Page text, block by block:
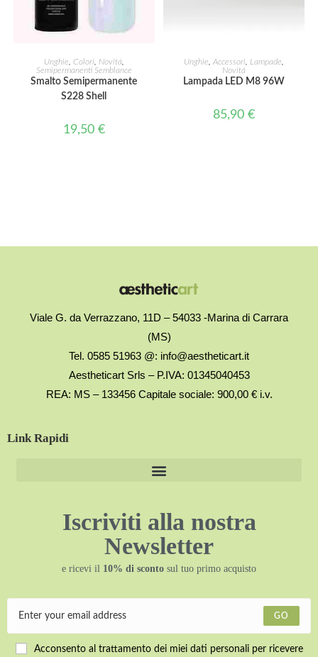
LEGGI TUTTO
Unghie Colori Novità,
Semipermanenti Semblance
Smalto Semipermanente
S228 Shell
19,50 €
AGGIUNGI AL CARRELLO
Unghie ,Accessori Lampade
Novità
Lampada LED M8 96W
85,90€
Viale G. da Verrazzano, 11D – 54033 -Marina di Carrara
(MS)
Tel. 0585 51963 @: info@aestheticart.it
Aestheticart Srls – P.IVA: 01345040453
REA: MS – 133456 Capitale sociale: 900,00 € i.v.
Link Rapidi
Iscriviti alla nostra
Newsletter
e ricevi il 10% di sconto sul tuo primo acquisto
GO
Acconsento al trattamento dei miei dati personali per ricevere